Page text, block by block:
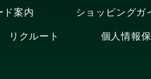
ド案内 ショッピングガ
リクルート
個人情報